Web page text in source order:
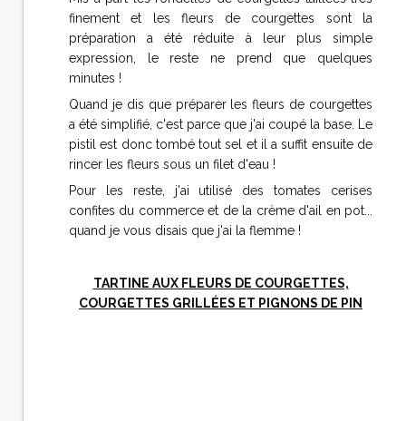
finement et les fleurs de courgettes sont la
préparation a été réduite à leur plus simple
expression, le reste ne prend que quelques
minutes !
Quand je dis que préparer les fleurs de courgettes
a été simplifié, c'est parce que j'ai coupé la base. Le
pistil est donc tombé tout sel et il a suffit ensuite de
rincer les fleurs sous un filet d'eau !
Pour les reste, j'ai utilisé des tomates cerises
confites du commerce et de la crème d'ail en pot...
quand je vous disais que j'ai la flemme !
TARTINE AUX FLEURS DE COURGETTES,
COURGETTES GRILLÉES ET PIGNONS DE PIN